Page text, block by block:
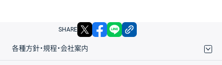
SHARE X facebook
各種方針・規程・会社案内
取引規程・約款
サイトマップ
その他のご案内
個人情報保護方針
最良執行方針
サイトのご利用について
ディスクレイマー
信託保全
リスク説明
会社案内